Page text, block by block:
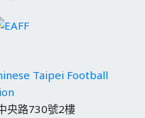
Taipei Football
央路730號2樓